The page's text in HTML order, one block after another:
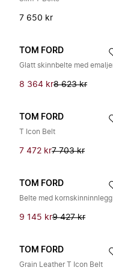
7 650 kr
TOM FORD
8 364 kr8 623 kr
TOM FORD
T Icon Belt
7 472 kr7 703 kr
TOM FORD
9 145 kr9 427 kr
TOM FORD
Grain Leather T Icon Belt